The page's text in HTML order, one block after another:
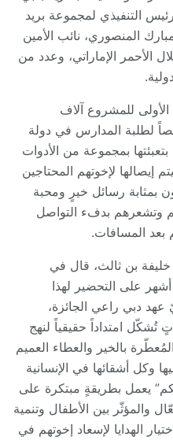
التنفيذي لمجموعة بريد
المنصوري، نائب الأمين
الأحمر الإماراتي، وعدد من
للمشروع آلاف
لطلبة المدارس في دولة
بتعبئتها بمجموعة من الأدوات
إيصالها لإخوتهم المحتاجين
بمثابة رسائل خيرٍ ومحبة
وتشعرهم بدفء التواصل
بعد المسافات.
خليفة بن ثالث، قال في
على التحضير لهذا
دبي راعي الجائزة،
امتداداً حقيقياً لنهج
بالخير والعطاء العميم
وكل أشقائها في الإنسانية
يعمل بطريقةٍ مبتكرة على
والمؤثّر بين الأطفال وتنمية
الهدايا لإسعاد إخوتهم في